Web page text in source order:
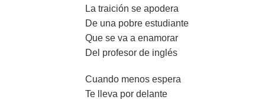
La traición se apodera
De una pobre estudiante
Que se va a enamorar
Del profesor de inglés
Cuando menos espera
Te lleva por delante